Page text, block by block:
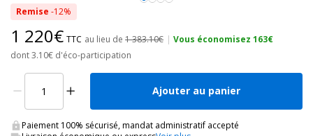
Remise -12%
1 220€ TTC au lieu de 1 383.10€ | Vous économisez 163€
dont 3.10€ d'éco-participation
Ajouter au panier
Paiement 100% sécurisé, mandat administratif accepté